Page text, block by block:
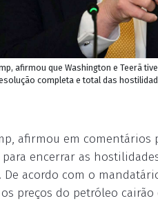
afirmou que Washington e Teerã
completa e total das
afirmou em
encerrar as
acordo com o
preços do petróleo cairão